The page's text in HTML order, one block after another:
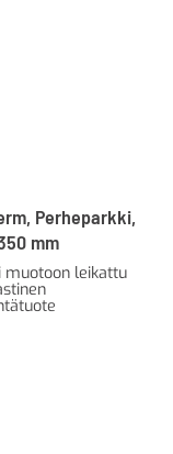
Perheparkki,
mm
muotoon leikattu